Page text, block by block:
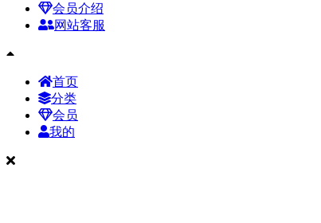
会员介绍
网站客服
首页
分类
会员
我的